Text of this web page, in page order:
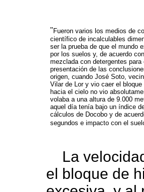
" Fueron varios los medios de
científico de incalculables
ser la prueba de que el mundo
por los suelos y, de acuerdo
mezclada con detergentes
presentación de las
origen, cuando José Soto,
Vilar de Lor y vio caer el
hacia el cielo no vio
volaba a una altura de 9.000
aquel día tenía bajo un índice
cálculos de Docobo y de
segundos e impacto con el
La
el bloque de